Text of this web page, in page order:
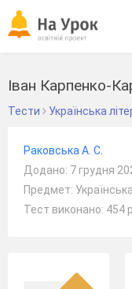
Іван Карпенко-
Тести Українська
Раковська А. С.
Додано: 7 грудня
Предмет:
Тест виконано: 454